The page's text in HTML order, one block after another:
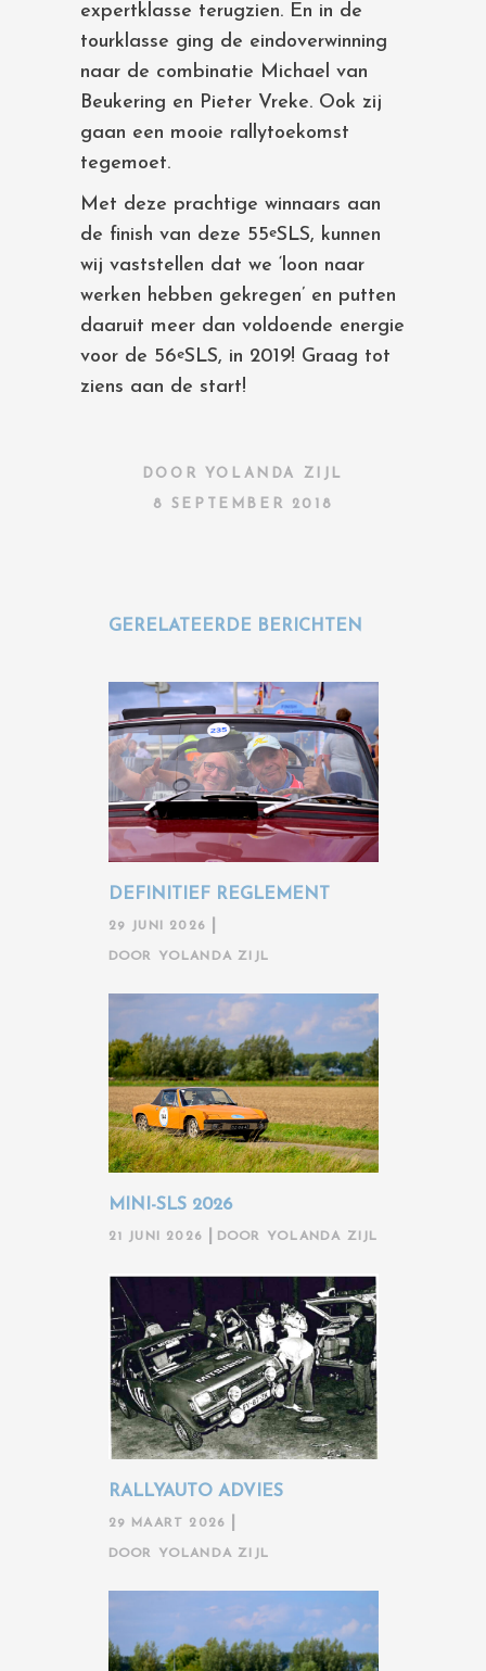
expertklasse terugzien. En in de
tourklasse ging de eindoverwinning
naar de combinatie Michael van
Beukering en Pieter Vreke. Ook zij
gaan een mooie rallytoekomst
tegemoet.
Met deze prachtige winnaars aan
de finish van deze 55eSLS, kunnen
wij vaststellen dat we ‘loon naar
werken hebben gekregen’ en putten
daaruit meer dan voldoende energie
voor de 56eSLS, in 2019! Graag tot
ziens aan de start!
DOOR YOLANDA ZIJL
8 SEPTEMBER 2018
GERELATEERDE BERICHTEN
DEFINITIEF REGLEMENT
29 JUNI 2026
DOOR YOLANDA ZIJL
MINI-SLS 2026
21 JUNI 2026 DOOR YOLANDA ZIJL
RALLYAUTO ADVIES
29 MAART 2026
DOOR YOLANDA ZIJL